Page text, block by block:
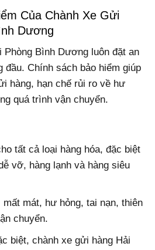
Của Chành Xe Gửi
Dương
Phòng Bình Dương luôn đặt an
đầu. Chính sách bảo hiểm giúp
hàng, hạn chế rủi ro về hư
quá trình vận chuyển.
tất cả loại hàng hóa, đặc biệt
vỡ, hàng lạnh và hàng siêu
mát, hư hỏng, tai nạn, thiên
chuyển.
biệt, chành xe gửi hàng Hải